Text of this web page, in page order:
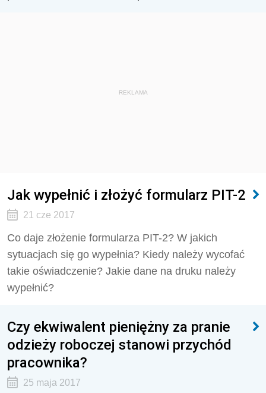
REKLAMA
Jak wypełnić i złożyć formularz PIT-2
21 cze 2017
Co daje złożenie formularza PIT-2? W jakich
sytuacjach się go wypełnia? Kiedy należy wycofać
takie oświadczenie? Jakie dane na druku należy
wypełnić?
Czy ekwiwalent pieniężny za pranie
odzieży roboczej stanowi przychód
pracownika?
25 maja 2017